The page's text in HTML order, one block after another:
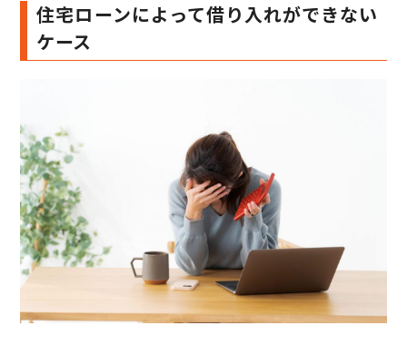
住宅ローンによって借り入れができない
ケース